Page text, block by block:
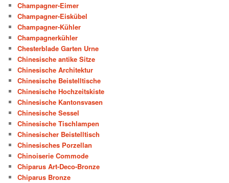
Champagner-Eimer
Champagner-Eiskübel
Champagner-Kühler
Champagnerkühler
Chesterblade Garten Urne
Chinesische antike Sitze
Chinesische Architektur
Chinesische Beistelltische
Chinesische Hochzeitskiste
Chinesische Kantonsvasen
Chinesische Sessel
Chinesische Tischlampen
Chinesischer Beistelltisch
Chinesisches Porzellan
Chinoiserie Commode
Chiparus Art-Deco-Bronze
Chiparus Bronze